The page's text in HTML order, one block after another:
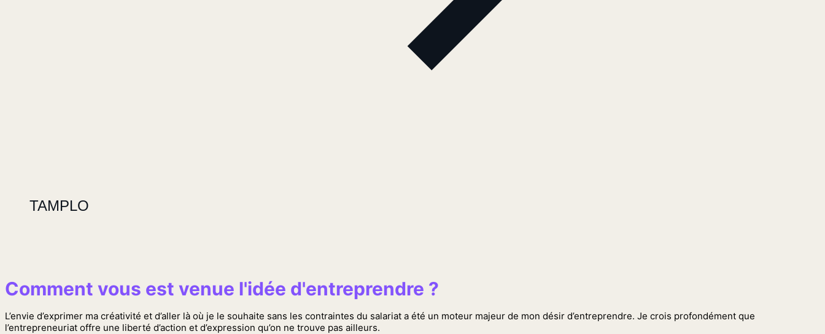
TAMPLO
Comment vous est venue l'idée d'entreprendre ?
L’envie d’exprimer ma créativité et d’aller là où je le souhaite sans les contraintes du salariat a été un moteur majeur de mon désir d’entreprendre. Je crois profondément que
l’entrepreneuriat offre une liberté d’action et d’expression qu’on ne trouve pas ailleurs.